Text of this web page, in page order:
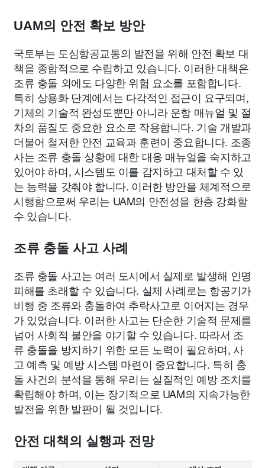
UAM의 안전 확보 방안
국토부는 도심항공교통의 발전을 위해 안전 확보 대
책을 종합적으로 수립하고 있습니다. 이러한 대책은
조류 충돌 외에도 다양한 위험 요소를 포함합니다.
특히 상용화 단계에서는 다각적인 접근이 요구되며,
기체의 기술적 완성도뿐만 아니라 운항 매뉴얼 및 절
차의 품질도 중요한 요소로 작용합니다. 기술 개발과
더불어 철저한 안전 교육과 훈련이 중요합니다. 조종
사는 조류 충돌 상황에 대한 대응 매뉴얼을 숙지하고
있어야 하며, 시스템도 이를 감지하고 대처할 수 있
는 능력을 갖춰야 합니다. 이러한 방안을 체계적으로
시행함으로써 우리는 UAM의 안전성을 한층 강화할
수 있습니다.
조류 충돌 사고 사례
조류 충돌 사고는 여러 도시에서 실제로 발생해 인명
피해를 초래할 수 있습니다. 실제 사례로는 항공기가
비행 중 조류와 충돌하여 추락사고로 이어지는 경우
가 있었습니다. 이러한 사고는 단순한 기술적 문제를
넘어 사회적 불안을 야기할 수 있습니다. 따라서 조
류 충돌을 방지하기 위한 모든 노력이 필요하며, 사
고 예측 및 예방 시스템 마련이 중요합니다. 특히 충
돌 사건의 분석을 통해 우리는 실질적인 예방 조치를
확립해야 하며, 이는 장기적으로 UAM의 지속가능한
발전을 위한 발판이 될 것입니다.
안전 대책의 실행과 전망